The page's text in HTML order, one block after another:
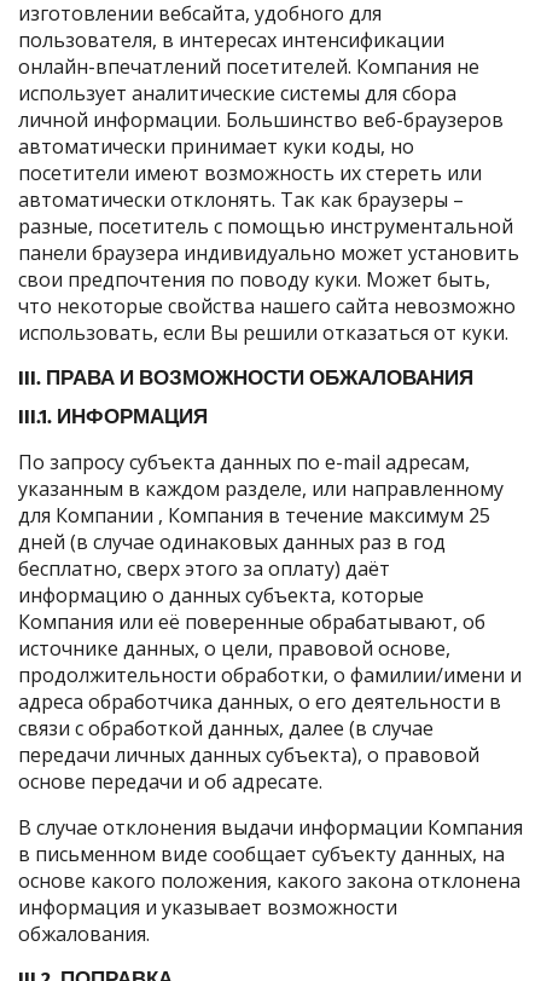
изготовлении вебсайта, удобного для
пользователя, в интересах интенсификации
онлайн-впечатлений посетителей. Компания не
использует аналитические системы для сбора
личной информации. Большинство веб-браузеров
автоматически принимает куки коды, но
посетители имеют возможность их стереть или
автоматически отклонять. Так как браузеры –
разные, посетитель с помощью инструментальной
панели браузера индивидуально может установить
свои предпочтения по поводу куки. Может быть,
что некоторые свойства нашего сайта невозможно
использовать, если Вы решили отказаться от куки.
III. ПРАВА И ВОЗМОЖНОСТИ ОБЖАЛОВАНИЯ
III.1. ИНФОРМАЦИЯ
По запросу субъекта данных по e-mail адресам,
указанным в каждом разделе, или направленному
для Компании , Компания в течение максимум 25
дней (в случае одинаковых данных раз в год
бесплатно, сверх этого за оплату) даёт
информацию о данных субъекта, которые
Компания или её поверенные обрабатывают, об
источнике данных, о цели, правовой основе,
продолжительности обработки, о фамилии/имени и
адреса обработчика данных, о его деятельности в
связи с обработкой данных, далее (в случае
передачи личных данных субъекта), о правовой
основе передачи и об адресате.
В случае отклонения выдачи информации Компания
в письменном виде сообщает субъекту данных, на
основе какого положения, какого закона отклонена
информация и указывает возможности
обжалования.